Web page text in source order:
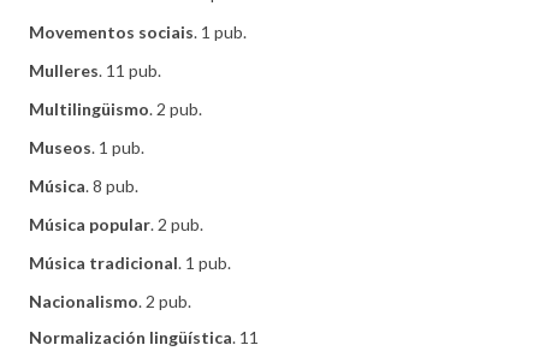
Movementos sociais. 1 pub.
Mulleres. 11 pub.
Multilingüismo. 2 pub.
Museos. 1 pub.
Música. 8 pub.
Música popular. 2 pub.
Música tradicional. 1 pub.
Nacionalismo. 2 pub.
Normalización lingüística. 11